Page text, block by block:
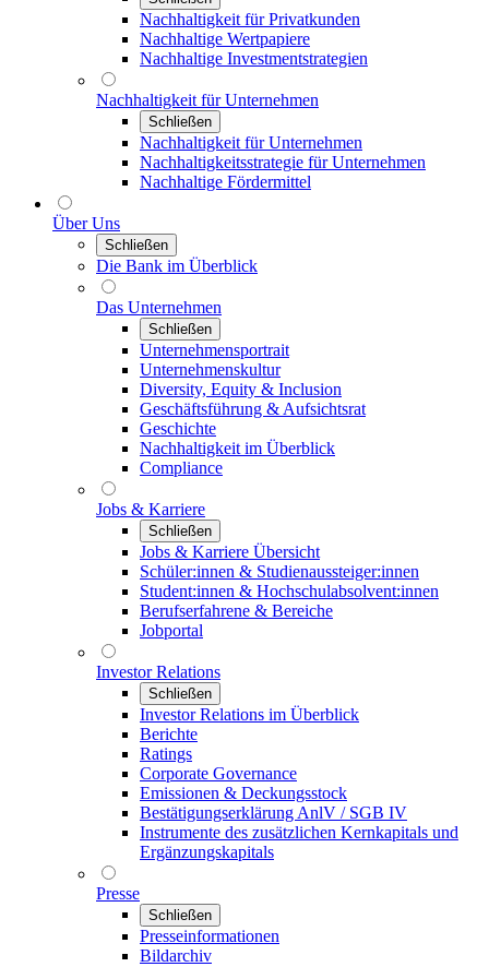
Nachhaltigkeit für Privatkunden
Nachhaltige Wertpapiere
Nachhaltige Investmentstrategien
Nachhaltigkeit für Unternehmen
Schließen
Nachhaltigkeit für Unternehmen
Nachhaltigkeitsstrategie für Unternehmen
Nachhaltige Fördermittel
Über Uns
Schließen
Die Bank im Überblick
Das Unternehmen
Schließen
Unternehmensportrait
Unternehmenskultur
Diversity, Equity & Inclusion
Geschäftsführung & Aufsichtsrat
Geschichte
Nachhaltigkeit im Überblick
Compliance
Jobs & Karriere
Schließen
Jobs & Karriere Übersicht
Schüler:innen & Studienaussteiger:innen
Student:innen & Hochschulabsolvent:innen
Berufserfahrene & Bereiche
Jobportal
Investor Relations
Schließen
Investor Relations im Überblick
Berichte
Ratings
Corporate Governance
Emissionen & Deckungsstock
Bestätigungserklärung AnlV / SGB IV
Instrumente des zusätzlichen Kernkapitals und
Ergänzungskapitals
Presse
Schließen
Presseinformationen
Bildarchiv